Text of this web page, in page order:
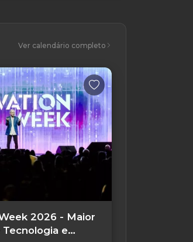
Ver calendário completo
2026 - Maior
e